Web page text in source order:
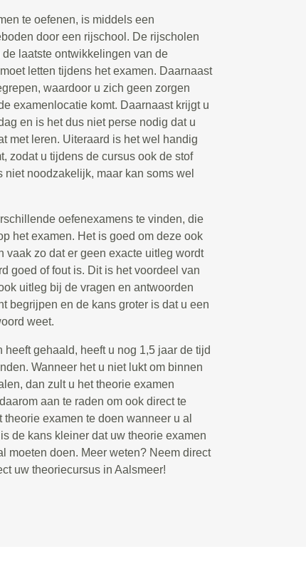
te oefenen, is middels een
door een rijschool. De rijscholen
laatste ontwikkelingen van de
letten tijdens het examen. Daarnaast
waardoor u zich geen zorgen
examenlocatie komt. Daarnaast krijgt u
en is het dus niet perse nodig dat u
met leren. Uiteraard is het wel handig
zodat u tijdens de cursus ook de stof
niet noodzakelijk, maar kan soms wel
oefenexamens te vinden, die
het examen. Het is goed om deze ook
vaak zo dat er geen exacte uitleg wordt
goed of fout is. Dit is het voordeel van
uitleg bij de vragen en antwoorden
begrijpen en de kans groter is dat u een
weet.
gehaald, heeft u nog 1,5 jaar de tijd
Wanneer het u niet lukt om binnen
dan zult u het theorie examen
aan te raden om ook direct te
examen te doen wanneer u al
de kans kleiner dat uw theorie examen
moeten doen. Meer weten? Neem direct
uw theoriecursus in Aalsmeer!